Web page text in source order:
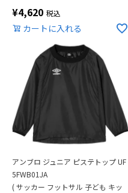
¥4,620 税込
カートに入れる
アンブロ ジュニア ピステトップ UF
5FWB01JA
( サッカー フットサル 子ども キッ